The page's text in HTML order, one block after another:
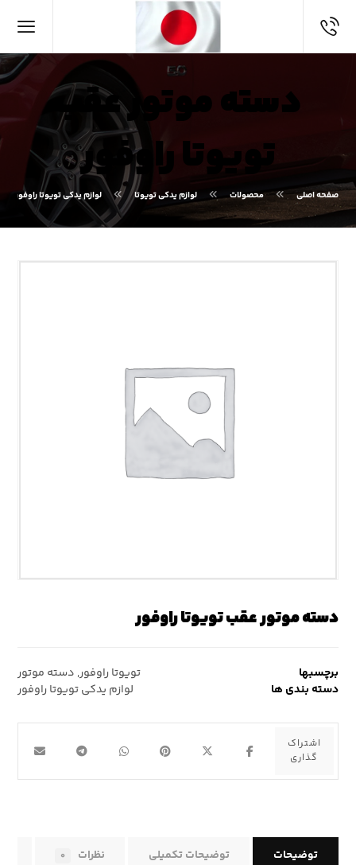
دسته موتور عقب
تویوتا راوفور
صفحه اصلی محصولات لوازم یدکی تویوتا لوازم یدکی تویوتا راوفور
دسته موتور عقب تویوتا راوفور
برچسبها تویوتا راوفور, دسته موتور
دسته بندی ها
لوازم یدکی تویوتا راوفور
توضیحات توضیحات تکمیلی نظرات ۰